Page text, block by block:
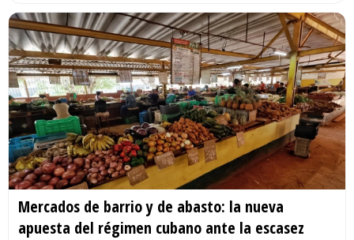
Mercados de barrio y de abasto: la nueva
apuesta del régimen cubano ante la escasez